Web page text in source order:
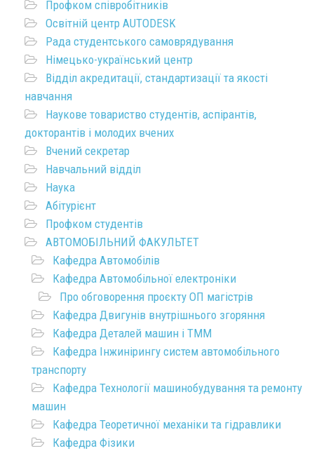
Профком співробітників
Освітній центр AUTODESK
Рада студентського самоврядування
Німецько-український центр
Відділ акредитації, стандартизації та якості
навчання
Наукове товариство студентів, аспірантів,
докторантів і молодих вчених
Вчений секретар
Навчальний відділ
Наука
Абітурієнт
Профком студентів
АВТОМОБІЛЬНИЙ ФАКУЛЬТЕТ
Кафедра Автомобілів
Кафедра Автомобільної електроніки
Про обговорення проєкту ОП магістрів
Кафедра Двигунів внутрішнього згоряння
Кафедра Деталей машин і ТММ
Кафедра Інжинірингу систем автомобільного
транспорту
Кафедра Технології машинобудування та ремонту
машин
Кафедра Теоретичної механіки та гідравлики
Кафедра Фізики